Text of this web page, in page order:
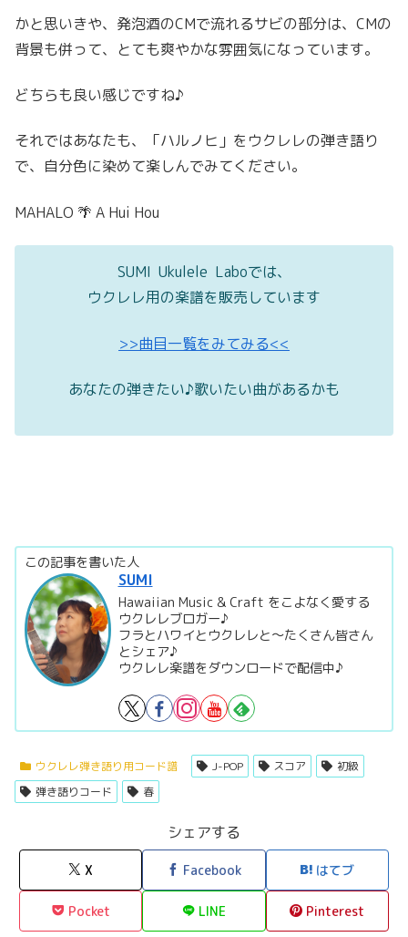
かと思いきや、発泡酒のCMで流れるサビの部分は、CMの
背景も併って、とても爽やかな雰囲気になっています。
どちらも良い感じですね♪
それではあなたも、「ハルノヒ」をウクレレの弾き語り
で、自分色に染めて楽しんでみてください。
MAHALO 🌴 A Hui Hou
SUMI Ukulele Laboでは、
ウクレレ用の楽譜を販売しています
>>曲目一覧をみてみる<<
あなたの弾きたい♪歌いたい曲があるかも
この記事を書いた人
SUMI
Hawaiian Music & Craft をこよなく愛する
ウクレレブロガー♪
フラとハワイとウクレレと～たくさん皆さん
とシェア♪
ウクレレ楽譜をダウンロードで配信中♪
ウクレレ弾き語り用コード譜 J-POP スコア
初級
弾き語りコード
春
シェアする
X Facebook はてブ
Pocket LINE Pinterest